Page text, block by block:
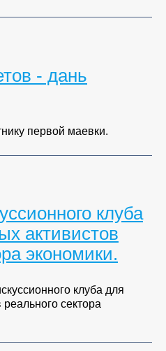
- дань
первой маевки.
клуба
активистов
экономики.
клуба для
сектора